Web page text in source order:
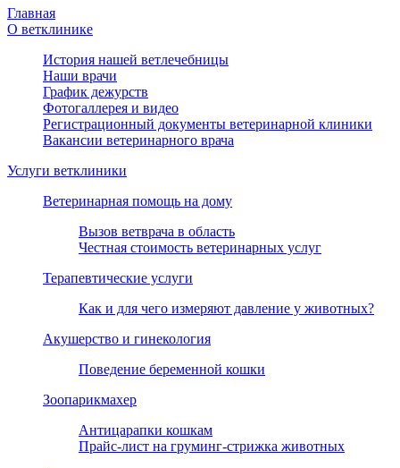
Главная
О ветклинике
История нашей ветлечебницы
Наши врачи
График дежурств
Фотогаллерея и видео
Регистрационный документы ветеринарной клиники
Вакансии ветеринарного врача
Услуги ветклиники
Ветеринарная помощь на дому
Вызов ветврача в область
Честная стоимость ветеринарных услуг
Терапевтические услуги
Как и для чего измеряют давление у животных?
Акушерство и гинекология
Поведение беременной кошки
Зоопарикмахер
Антицарапки кошкам
Прайс-лист на груминг-стрижка животных